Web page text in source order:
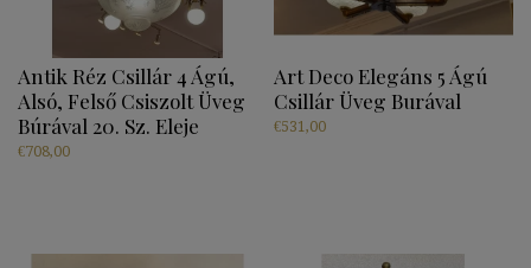
Antik Réz Csillár 4 Ágú,
Alsó, Felső Csiszolt Üveg
Búrával 20. Sz. Eleje
€708,00
Art Deco Elegáns 5 Ágú
Csillár Üveg Burával
€531,00